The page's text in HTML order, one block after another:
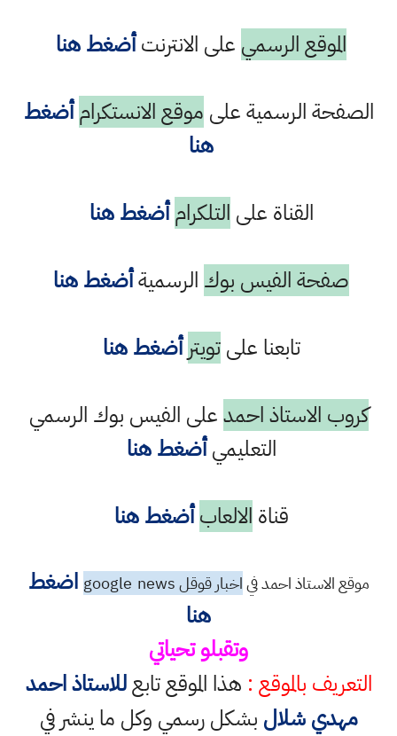
الموقع الرسمي على الانترنتأضغط هنا
الصفحة الرسمية على موقع الانستكرام أضغط
هنا
القناة على التلكرام أضغط هنا
صفحة الفيس بوك الرسميةأضغط هنا
تابعنا علىتويتر أضغط هنا
كروب الاستاذ احمدعلى الفيس بوك الرسمي
التعليميأضغط هنا
قناة الالعاب أضغط هنا
موقع الاستاذ احمد فياخبار قوقل googlenews
اضغط
هنا
وتقبلو تحياتي
التعريف بالموقع : هذا الموقع تابعللاستاذ احمد
مهدي شلال بشكل رسمي وكل ما ينشر في